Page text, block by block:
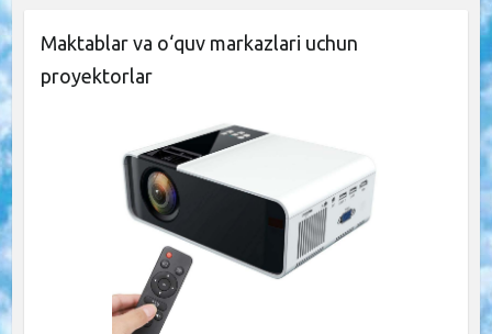
Maktablar va o‘quv markazlari uchun
proyektorlar